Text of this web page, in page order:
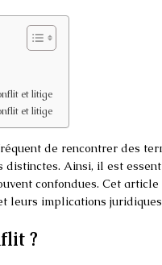
et litige
et litige
de rencontrer des
Ainsi, il est
confondues. Cet
leurs implications
?